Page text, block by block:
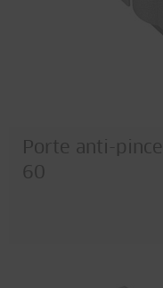
Porte anti-
60